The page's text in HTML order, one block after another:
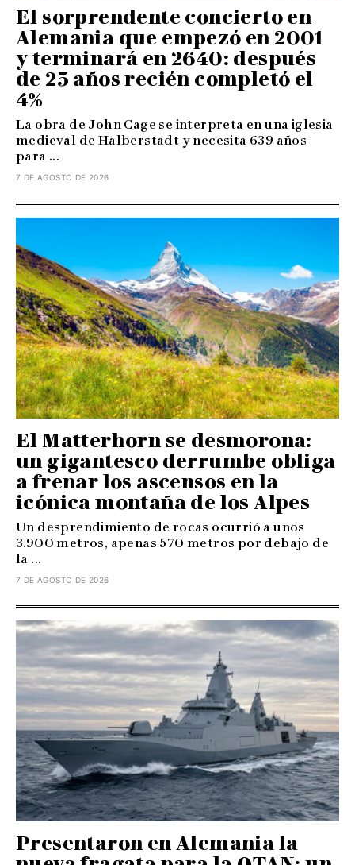
El sorprendente concierto en
Alemania que empezó en 2001
y terminará en 2640: después
de 25 años recién completó el
4%
La obra de John Cage se interpreta en una iglesia
medieval de Halberstadt y necesita 639 años
para ...
7 DE AGOSTO DE 2026
El Matterhorn se desmorona:
un gigantesco derrumbe obliga
a frenar los ascensos en la
icónica montaña de los Alpes
Un desprendimiento de rocas ocurrió a unos
3.900 metros, apenas 570 metros por debajo de
la ...
7 DE AGOSTO DE 2026
Presentaron en Alemania la